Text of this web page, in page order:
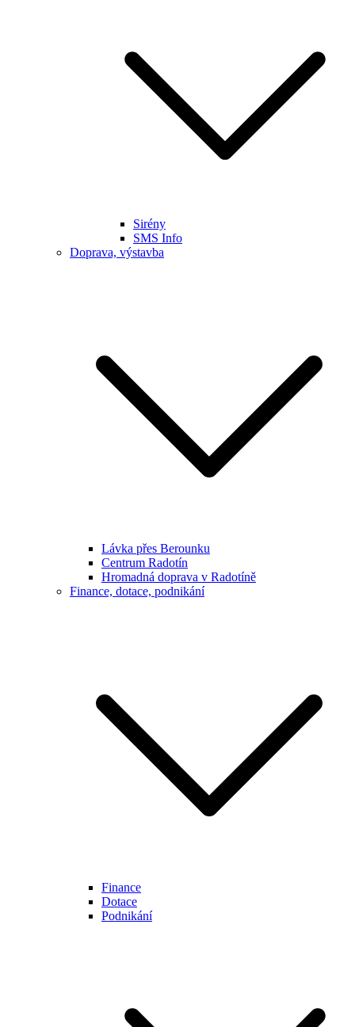
Sirény
SMS Info
Doprava, výstavba
Lávka přes Berounku
Centrum Radotín
Hromadná doprava v Radotíně
Finance, dotace, podnikání
Finance
Dotace
Podnikání